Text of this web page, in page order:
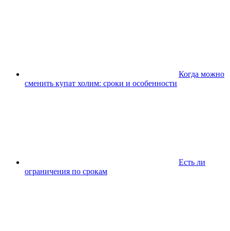
Когда можно
сменить купат холим: сроки и особенности
Есть ли
ограничения по срокам